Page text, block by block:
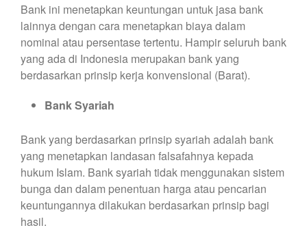
Bank ini menetapkan keuntungan untuk jasa bank
lainnya dengan cara menetapkan biaya dalam
nominal atau persentase tertentu. Hampir seluruh bank
yang ada di Indonesia merupakan bank yang
berdasarkan prinsip kerja konvensional (Barat).
Bank Syariah
Bank yang berdasarkan prinsip syariah adalah bank
yang menetapkan landasan falsafahnya kepada
hukum Islam. Bank syariah tidak menggunakan sistem
bunga dan dalam penentuan harga atau pencarian
keuntungannya dilakukan berdasarkan prinsip bagi
hasil.